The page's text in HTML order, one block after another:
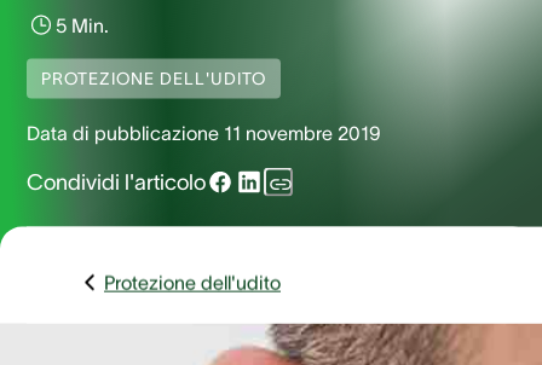
5 Min.
PROTEZIONE DELL'UDITO
Data di pubblicazione 11 novembre 2019
Condividi l'articolo
Protezione dell'udito
Si parla spesso dei pericoli e possibili danni legati ad un